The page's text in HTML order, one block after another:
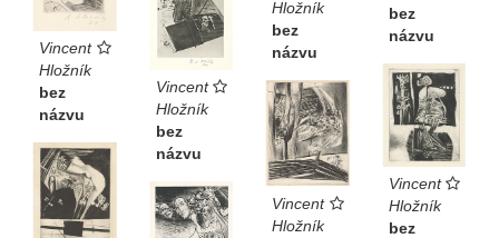
bez
názvu
Vincent
Hložník
bez
názvu
Vincent
Hložník
bez
názvu
Hložník
bez
názvu
Vincent
Hložník
bez
Vincent
Hložník